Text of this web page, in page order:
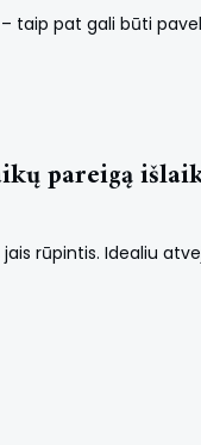
taip pat gali būti
pareigą
rūpintis. Idealiu